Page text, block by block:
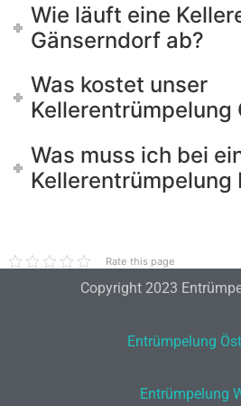
Wie läuft eine
Gänserndorf ab?
Was kostet unser
Kellerentrümpelung
Was muss ich bei
Kellerentrümpelung
Rate this page
Copyright 2023
Entrümpelung
Entrümpelung